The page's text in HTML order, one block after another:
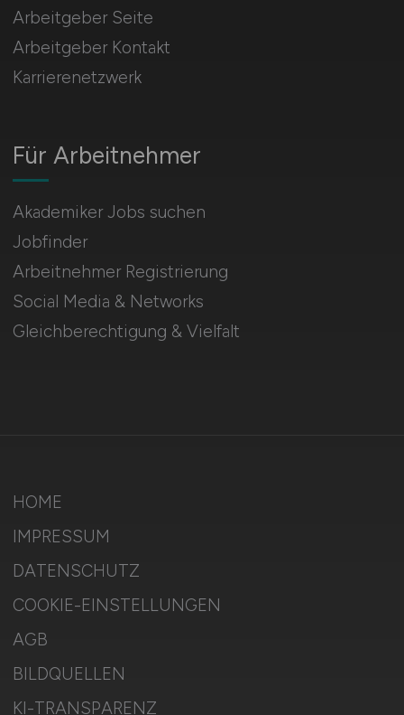
Für Arbeitnehmer
Akademiker Jobs suchen
Jobfinder
Arbeitnehmer Registrierung
Social Media & Networks
Gleichberechtigung & Vielfalt
Arbeitgeber Seite
Arbeitgeber Kontakt
Karrierenetzwerk
HOME
IMPRESSUM
DATENSCHUTZ
COOKIE-EINSTELLUNGEN
AGB
BILDQUELLEN
KI-TRANSPARENZ